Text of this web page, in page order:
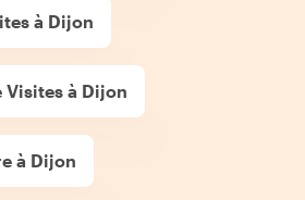
à Dijon
Visites à Dijon
à Dijon